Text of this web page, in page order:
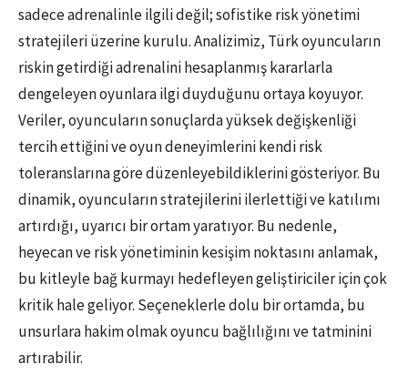
sadece adrenalinle ilgili değil; sofistike risk yönetimi
stratejileri üzerine kurulu. Analizimiz, Türk oyuncuların
riskin getirdiği adrenalini hesaplanmış kararlarla
dengeleyen oyunlara ilgi duyduğunu ortaya koyuyor.
Veriler, oyuncuların sonuçlarda yüksek değişkenliği
tercih ettiğini ve oyun deneyimlerini kendi risk
toleranslarına göre düzenleyebildiklerini gösteriyor. Bu
dinamik, oyuncuların stratejilerini ilerlettiği ve katılımı
artırdığı, uyarıcı bir ortam yaratıyor. Bu nedenle,
heyecan ve risk yönetiminin kesişim noktasını anlamak,
bu kitleyle bağ kurmayı hedefleyen geliştiriciler için çok
kritik hale geliyor. Seçeneklerle dolu bir ortamda, bu
unsurlara hakim olmak oyuncu bağlılığını ve tatminini
artırabilir.